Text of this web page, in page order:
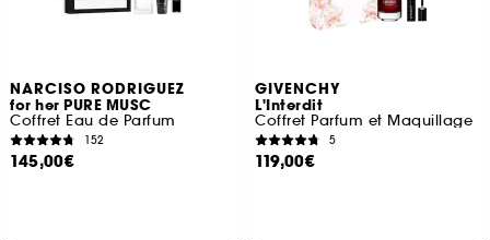
NARCISO RODRIGUEZ
for her PURE MUSC
Coffret Eau de Parfum
152
145,00€
GIVENCHY
L'Interdit
Coffret Parfum et Maquillage
5
119,00€